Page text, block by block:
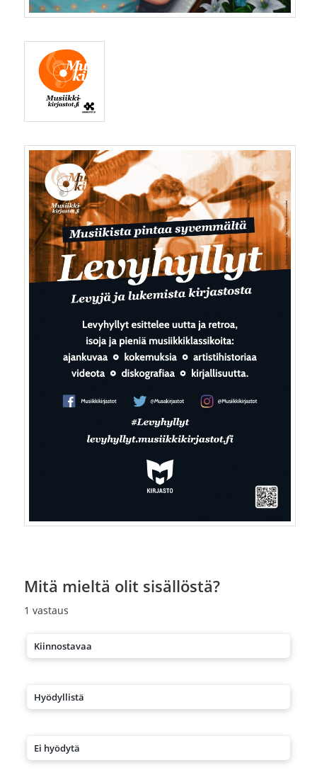
Mitä mieltä olit sisällöstä?
1 vastaus
Kiinnostavaa
Hyödyllistä
Ei hyödytä